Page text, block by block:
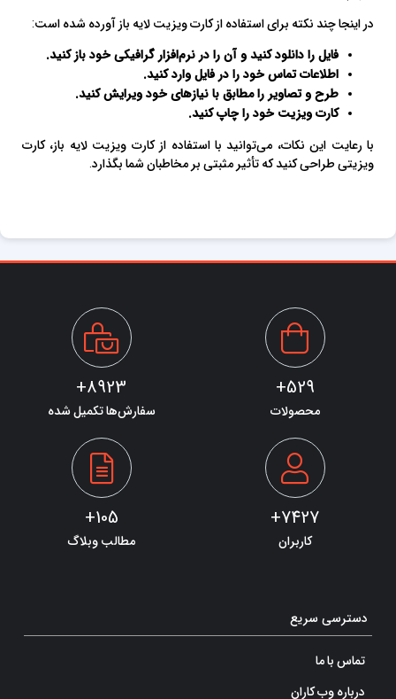
در اینجا چند نکته برای استفاده از کارت ویزیت لایه باز آورده شده است:
فایل را دانلود کنید و آن را در نرم‌افزار گرافیکی خود باز کنید.
اطلاعات تماس خود را در فایل وارد کنید.
طرح و تصاویر را مطابق با نیازهای خود ویرایش کنید.
کارت ویزیت خود را چاپ کنید.
با رعایت این نکات، می‌توانید با استفاده از کارت ویزیت لایه باز، کارت
ویزیتی طراحی کنید که تأثیر مثبتی بر مخاطبان شما بگذارد.
529+
محصولات
8923+
سفارش‌ها تکمیل شده
7427+
کاربران
105+
مطالب وبلاگ
دسترسی سریع
تماس با ما
درباره وب کاران